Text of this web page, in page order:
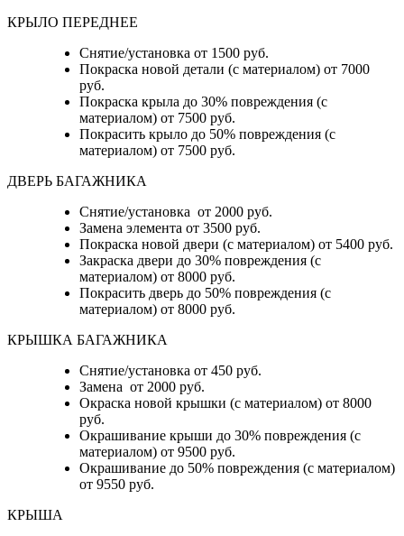
КРЫЛО ПЕРЕДНЕЕ
Снятие/установка от 1500 руб.
Покраска новой детали (с материалом) от 7000
руб.
Покраска крыла до 30% повреждения (с
материалом) от 7500 руб.
Покрасить крыло до 50% повреждения (с
материалом) от 7500 руб.
ДВЕРЬ БАГАЖНИКА
Снятие/установка от 2000 руб.
Замена элемента от 3500 руб.
Покраска новой двери (с материалом) от 5400 руб.
Закраска двери до 30% повреждения (с
материалом) от 8000 руб.
Покрасить дверь до 50% повреждения (с
материалом) от 8000 руб.
КРЫШКА БАГАЖНИКА
Снятие/установка от 450 руб.
Замена от 2000 руб.
Окраска новой крышки (с материалом) от 8000
руб.
Окрашивание крыши до 30% повреждения (с
материалом) от 9500 руб.
Окрашивание до 50% повреждения (с материалом)
от 9550 руб.
КРЫША